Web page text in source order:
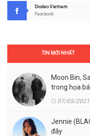
Diodeo Vietnam
Facebook
TIN MỚI NHẤT
Moon Bin,
trong họa
07/05/2021
Jennie
đây